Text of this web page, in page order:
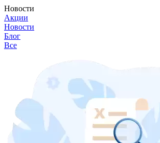
Новости
Акции
Новости
Блог
Все